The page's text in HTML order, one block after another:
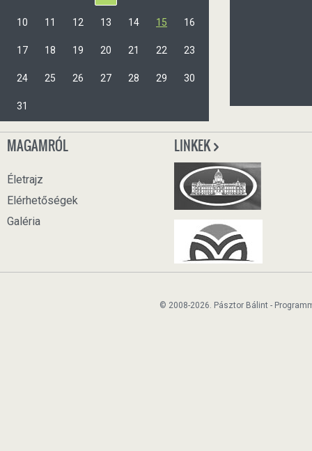
10 11 12 13 14 15 16
17 18 19 20 21 22 23
24 25 26 27 28 29 30
31
MAGAMRÓL
Életrajz
Elérhetőségek
Galéria
LINKEK
© 2008-2026. Pásztor Bálint -